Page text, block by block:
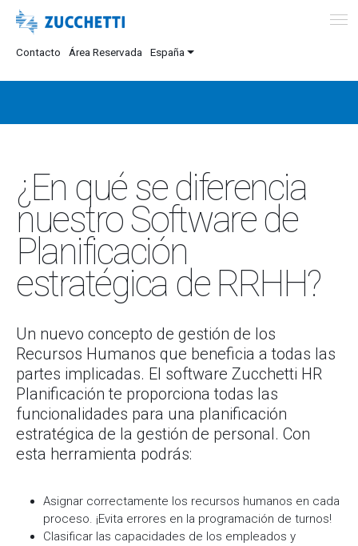
Contacto Área Reservada España
¿En qué se diferencia
nuestro Software de
Planificación
estratégica de RRHH?
Un nuevo concepto de gestión de los
Recursos Humanos que beneficia a todas las
partes implicadas. El software Zucchetti HR
Planificación te proporciona todas las
funcionalidades para una planificación
estratégica de la gestión de personal. Con
esta herramienta podrás:
Asignar correctamente los recursos humanos en cada
proceso. ¡Evita errores en la programación de turnos!
Clasificar las capacidades de los empleados y